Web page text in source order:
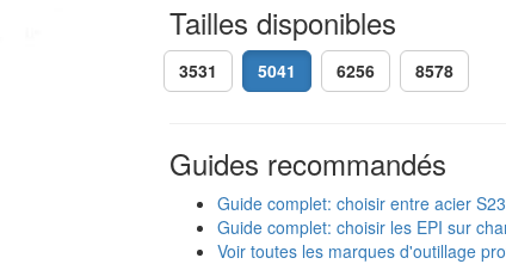
Tailles disponibles
3531 5041 6256 8578
Guides recommandés
Guide complet: choisir entre acier
Guide complet: choisir les EPI sur
Voir toutes les marques d'outillage